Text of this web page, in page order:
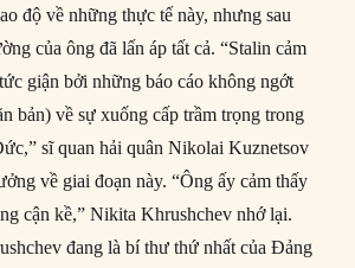
độ về những thực tế này, nhưng sau
của ông đã lấn áp tất cả. “Stalin cảm
giận bởi những báo cáo không ngớt
bản) về sự xuống cấp trầm trọng trong
sĩ quan hải quân Nikolai Kuznetsov
về giai đoạn này. “Ông ấy cảm thấy
cận kề,” Nikita Khrushchev nhớ lại.
đang là bí thư thứ nhất của Đảng